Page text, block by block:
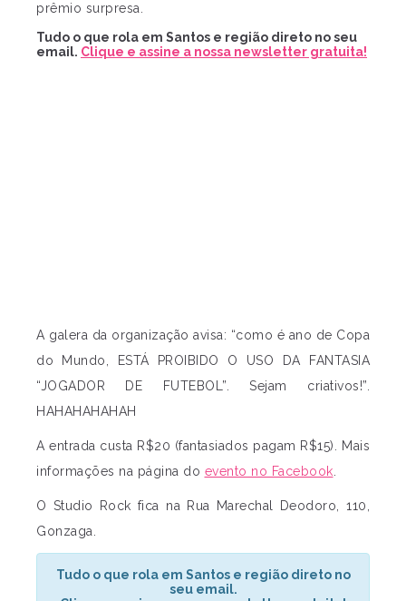
prêmio surpresa.
Tudo o que rola em Santos e região direto no seu
email. Clique e assine a nossa newsletter gratuita!
A galera da organização avisa: “como é ano de Copa
do Mundo, ESTÁ PROIBIDO O USO DA FANTASIA
“JOGADOR DE FUTEBOL”. Sejam criativos!”.
HAHAHAHAHAH
A entrada custa R$20 (fantasiados pagam R$15). Mais
informações na página do evento no Facebook.
O Studio Rock fica na Rua Marechal Deodoro, 110,
Gonzaga.
Tudo o que rola em Santos e região direto no
seu email.